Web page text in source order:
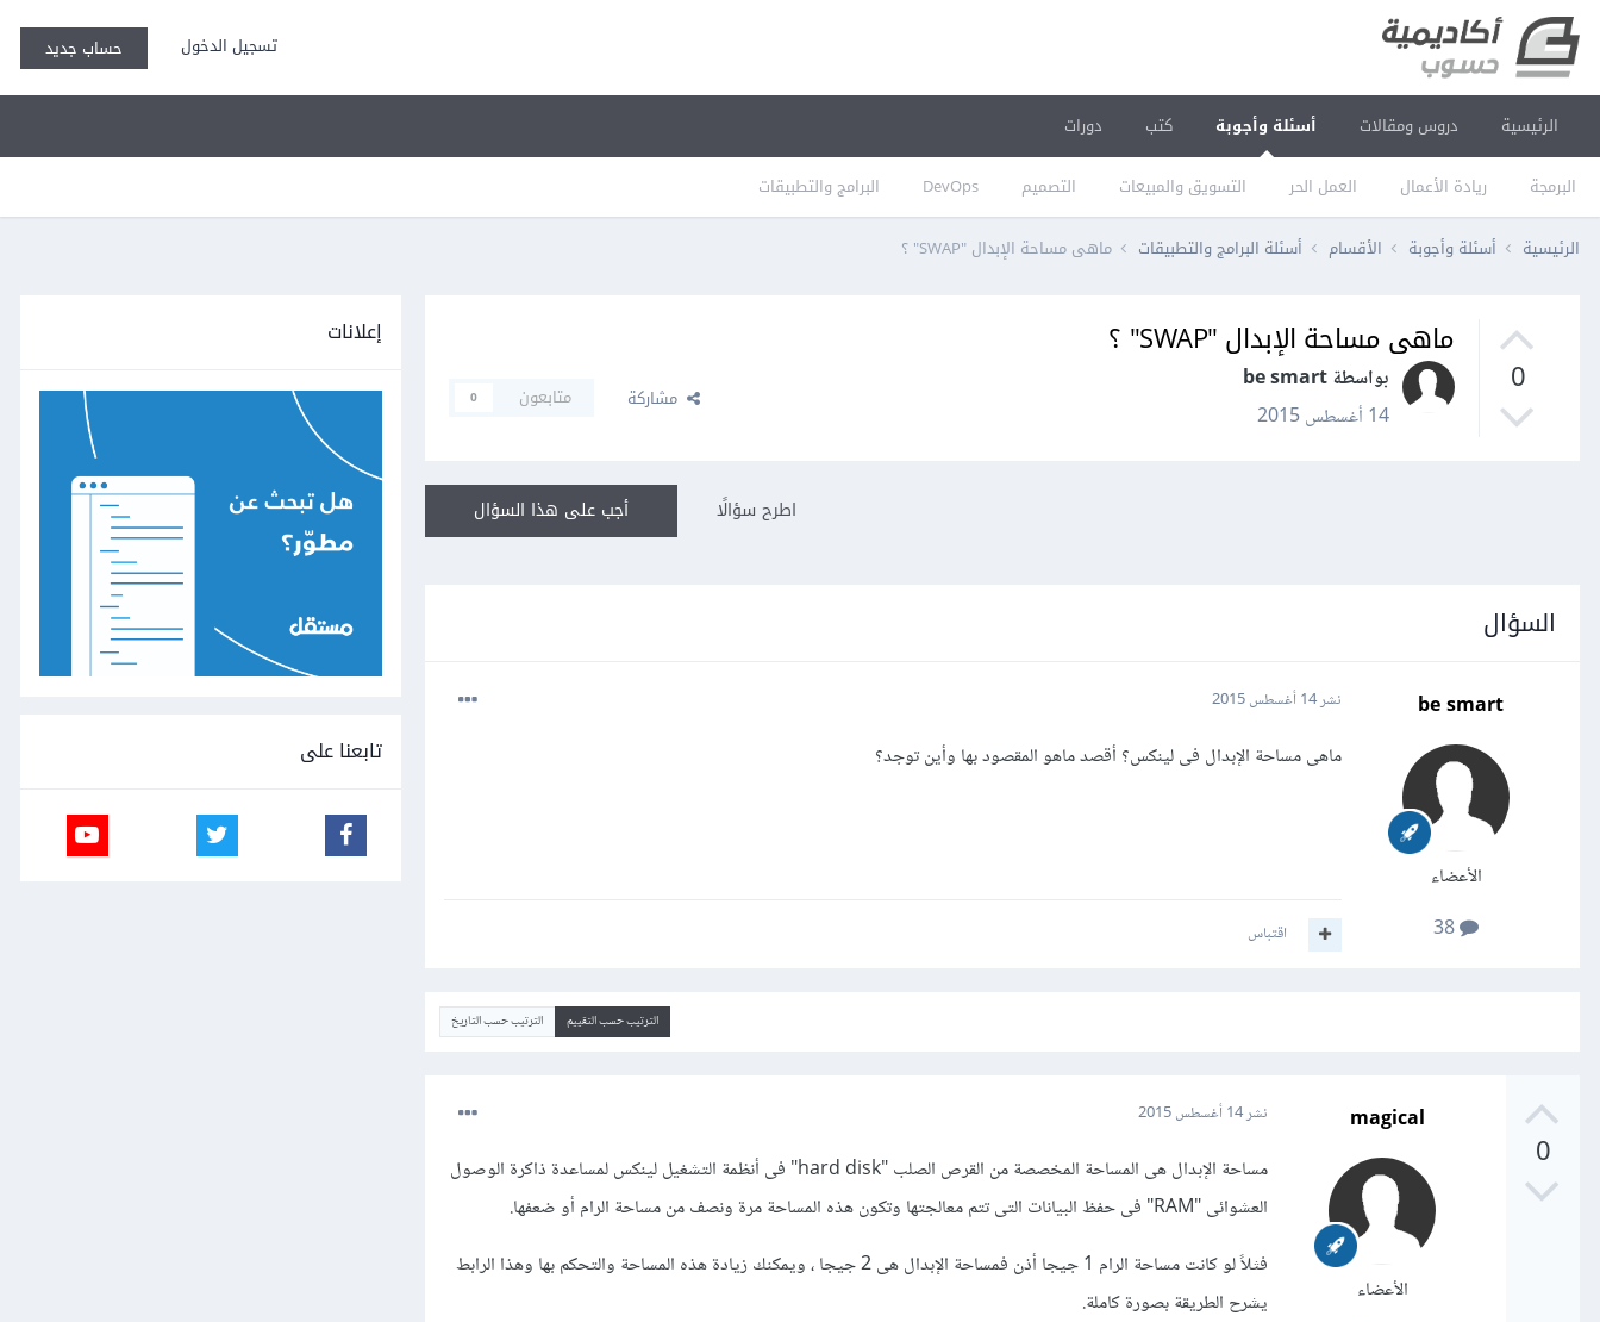
تسجيل الدخول حساب جديد
الرئيسية دروس ومقالات أسئلة وأجوبة
البرمجة ريادة الأعمال العمل الحر التسويق والمبيعات التصميم DevOps البرامج والتطبيقات
كتب دورات
الرئيسية أسئلة وأجوبة الأقسام أسئلة البرامج والتطبيقات ماهى مساحة الإبدال "SWAP" ؟
0
ماهى مساحة الإبدال "SWAP" ؟
بواسطة be smart
14 أغسطس 2015
مشاركة متابعون 0
أجب على هذا السؤال اطرح سؤالًا
السؤال
be smart
الأعضاء
نشر14 أغسطس 2015
ماهى مساحة الإبدال فى لينكس؟ أقصد ماهو المقصود بها وأين توجد؟
اقتباس
الترتيب حسب التقييم الترتيب حسب التاريخ
0
magical
الأعضاء
نشر14 أغسطس 2015
مساحة الإبدال هى المساحة المخصصة من القرص الصلب "hard disk" فى أنظمة التشغيل لينكس لمساعدة ذاكرة الوصول
العشوائى "RAM" فى حفظ البيانات التى تتم معالجتها وتكون هذه المساحة مرة ونصف من مساحة الرام أو ضعفها.
فثلاً لو كانت مساحة الرام 1 جيجا أذن فمساحة الإبدال هى 2 جيجا ، ويمكنك زيادة هذه المساحة والتحكم بها وهذا الرابط
يشرح الطريقة بصورة كاملة.
إعلانات
تابعنا على